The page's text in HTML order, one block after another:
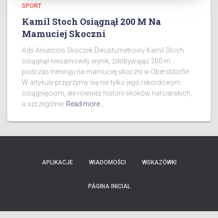
SPORT
Kamil Stoch Osiągnął 200 M Na
Mamuciej Skoczni
Ads Anúncios Skoczek Dwustumetrowy Kamil Stoch
osiągnął niesamowity wynik, zdobywając 200 m
podczas treningu na mamuciej skoczni w Oberstdorfie.
W artykule przyjrzymy się nie tylko jego rekordowym
osiągnięciom, ale również historii skoków narciarskich,
a szczególnie Read more…
APLIKACJE WIADOMOŚCI WSKAZÓWKI
PÁGINA INICIAL